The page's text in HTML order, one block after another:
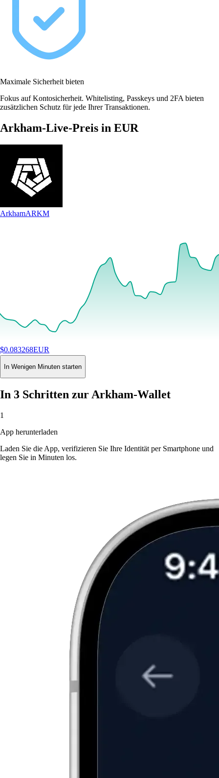
Maximale Sicherheit bieten
Fokus auf Kontosicherheit. Whitelisting, Passkeys und 2FA bieten
zusätzlichen Schutz für jede Ihrer Transaktionen.
Arkham-Live-Preis in EUR
ArkhamARKM
$0.083268EUR
+1.54%24H
Buy
In Wenigen Minuten starten
In 3 Schritten zur Arkham-Wallet
1
App herunterladen
Laden Sie die App, verifizieren Sie Ihre Identität per Smartphone und
legen Sie in Minuten los.